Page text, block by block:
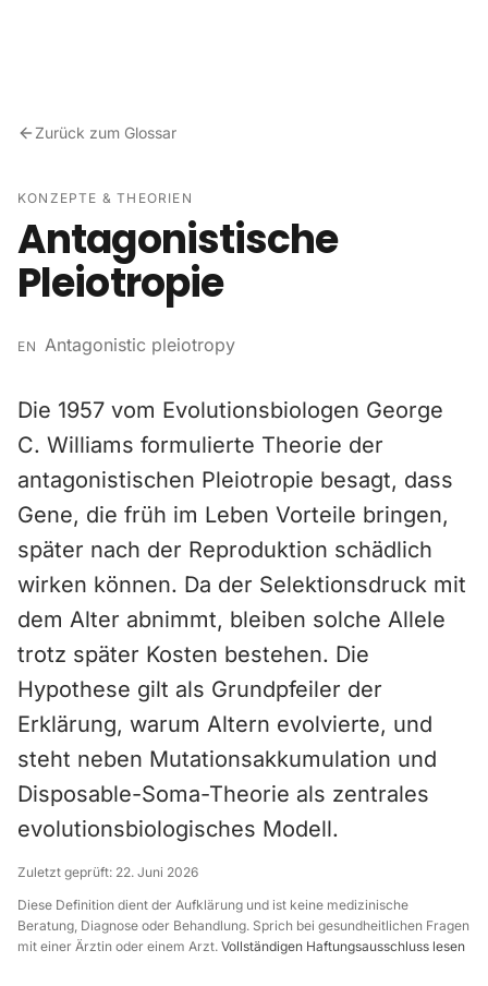
Zurück zum Glossar
KONZEPTE & THEORIEN
Antagonistische
Pleiotropie
EN Antagonistic pleiotropy
Die 1957 vom Evolutionsbiologen George
C. Williams formulierte Theorie der
antagonistischen Pleiotropie besagt, dass
Gene, die früh im Leben Vorteile bringen,
später nach der Reproduktion schädlich
wirken können. Da der Selektionsdruck mit
dem Alter abnimmt, bleiben solche Allele
trotz später Kosten bestehen. Die
Hypothese gilt als Grundpfeiler der
Erklärung, warum Altern evolvierte, und
steht neben Mutationsakkumulation und
Disposable-Soma-Theorie als zentrales
evolutionsbiologisches Modell.
Zuletzt geprüft: 22. Juni 2026
Diese Definition dient der Aufklärung und ist keine medizinische
Beratung, Diagnose oder Behandlung. Sprich bei gesundheitlichen Fragen
mit einer Ärztin oder einem Arzt. Vollständigen Haftungsausschluss lesen